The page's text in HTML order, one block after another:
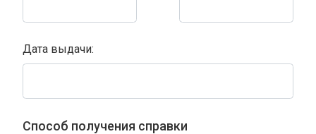
Дата выдачи:
Способ получения справки